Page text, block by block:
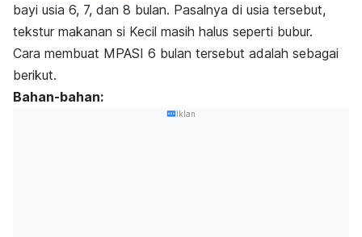
bayi usia 6, 7, dan 8 bulan. Pasalnya di usia tersebut,
tekstur makanan si Kecil masih halus seperti bubur.
Cara membuat MPASI 6 bulan tersebut adalah sebagai
berikut.
Bahan-bahan:
Iklan